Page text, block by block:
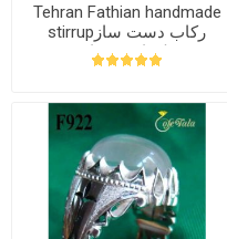
Tehran Fathian handmade
stirrupرکاب دست ساز
طهران فتحیان